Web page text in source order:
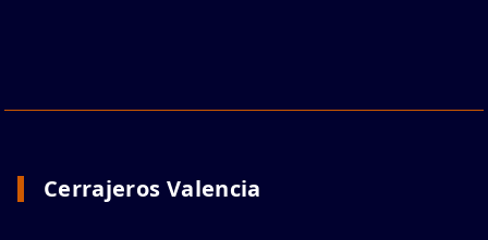
Cerrajeros Valencia